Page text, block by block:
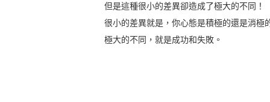
但是這種很小的差異卻造成了極大的不同！
很小的差異就是，你心態是積極的還是消極
極大的不同，就是成功和失敗。